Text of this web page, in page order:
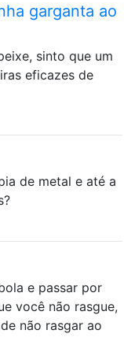
garganta ao
sinto que um
eficazes de
de metal e até a
e passar por
você não rasgue,
não rasgar ao